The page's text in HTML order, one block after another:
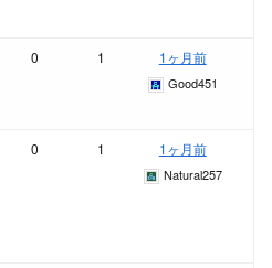
0 1 1ヶ月前
Good451
0 1 1ヶ月前
Natural257